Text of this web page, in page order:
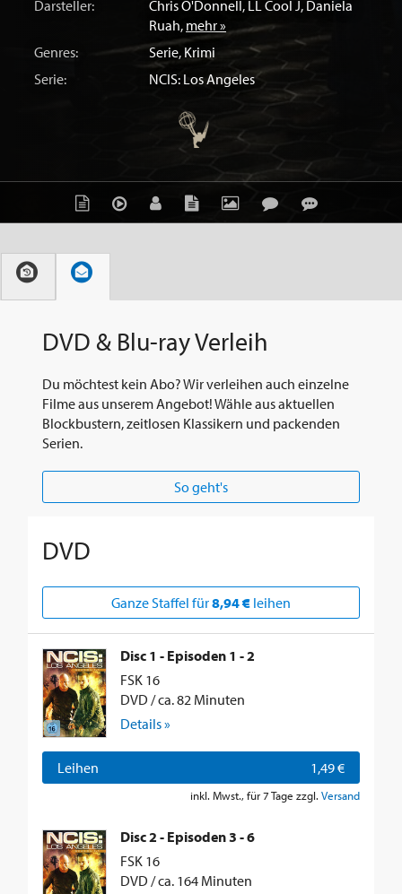
Darsteller:
Chris O'Donnell, LL Cool J, Daniela
Ruah, mehr »
Genres:
Serie, Krimi
Serie:
NCIS: Los Angeles
DVD & Blu-ray Verleih
Du möchtest kein Abo? Wir verleihen auch einzelne
Filme aus unserem Angebot! Wähle aus aktuellen
Blockbustern, zeitlosen Klassikern und packenden
Serien.
So geht's
DVD
Ganze Staffel für8,94 € leihen
Disc 1 - Episoden 1 - 2
FSK 16
DVD / ca. 82 Minuten
Details »
Leihen 1,49 €
inkl. Mwst., für 7 Tage zzgl. Versand
Disc 2 - Episoden 3 - 6
FSK 16
DVD / ca. 164 Minuten